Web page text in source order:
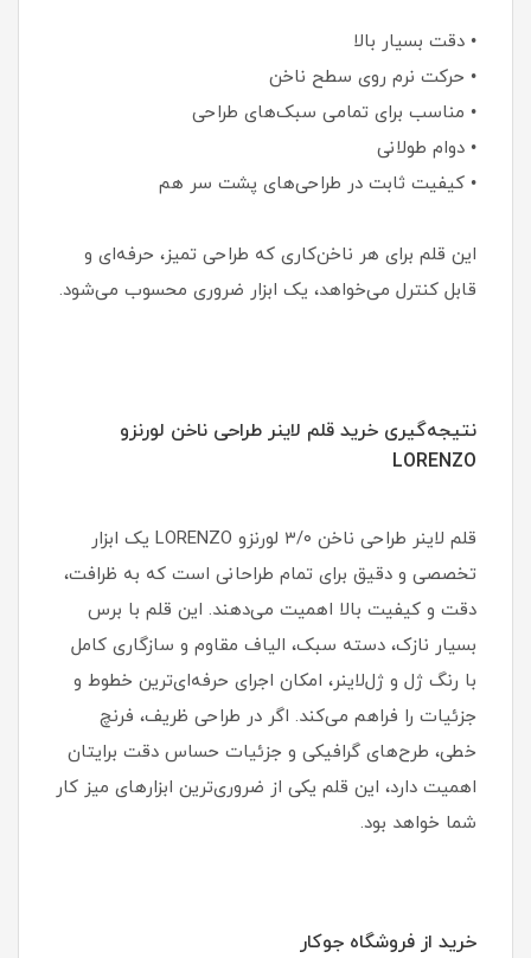
• دقت بسیار بالا
• حرکت نرم روی سطح ناخن
• مناسب برای تمامی سبک‌های طراحی
• دوام طولانی
• کیفیت ثابت در طراحی‌های پشت سر هم
این قلم برای هر ناخن‌کاری که طراحی تمیز، حرفه‌ای و
قابل کنترل می‌خواهد، یک ابزار ضروری محسوب می‌شود.
نتیجه‌گیری خرید قلم لاینر طراحی ناخن لورنزو
LORENZO
قلم لاینر طراحی ناخن ۳/۰ لورنزو LORENZO یک ابزار
تخصصی و دقیق برای تمام طراحانی است که به ظرافت،
دقت و کیفیت بالا اهمیت می‌دهند. این قلم با برس
بسیار نازک، دسته سبک، الیاف مقاوم و سازگاری کامل
با رنگ ژل و ژل‌لاینر، امکان اجرای حرفه‌ای‌ترین خطوط و
جزئیات را فراهم می‌کند. اگر در طراحی ظریف، فرنچ
خطی، طرح‌های گرافیکی و جزئیات حساس دقت برایتان
اهمیت دارد، این قلم یکی از ضروری‌ترین ابزارهای میز کار
شما خواهد بود.
خرید از فروشگاه جوکار